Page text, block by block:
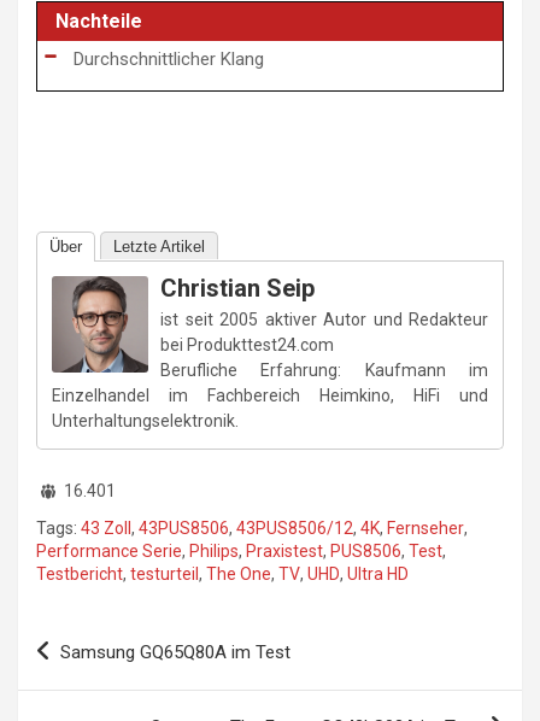
Nachteile
Durchschnittlicher Klang
Über Letzte Artikel
Christian Seip
ist seit 2005 aktiver Autor und Redakteur
bei Produkttest24.com
Berufliche Erfahrung: Kaufmann im
Einzelhandel im Fachbereich Heimkino, HiFi und
Unterhaltungselektronik.
16.401
Tags: 43 Zoll , 43PUS8506, 43PUS8506/12, 4K, Fernseher,
Performance Serie, Philips, Praxistest, PUS8506, Test,
Testbericht, testurteil , The One, TV, UHD, Ultra HD
Beitragsnavigation
Samsung GQ65Q80A im Test